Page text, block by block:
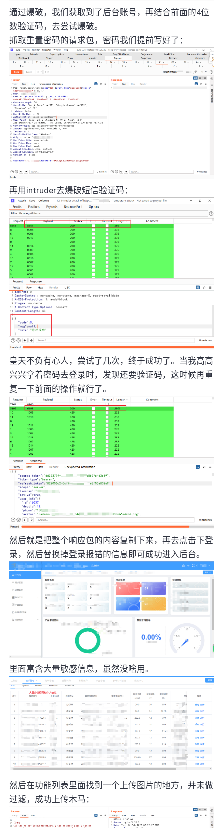
通过爆破，我们获取到了后台账号，再结合前面的4位
数验证码，去尝试爆破。
抓取重置密码的请求包，密码我们提前写好了：
再用intruder去爆破短信验证码：
皇天不负有心人，尝试了几次，终于成功了。当我高高
兴兴拿着密码去登录时，发现还要验证码，这时候再重
复一下前面的操作就行了。
然后就是把整个响应包的内容复制下来，再去点击下登
录，然后替换掉登录报错的信息即可成功进入后台。
里面富含大量敏感信息，虽然没啥用。
然后在功能列表里面找到一个上传图片的地方，并未做
过滤，成功上传木马：